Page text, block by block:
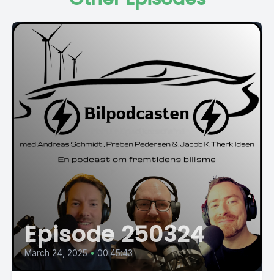
Episode 250324
March 24, 2025 • 00:45:43